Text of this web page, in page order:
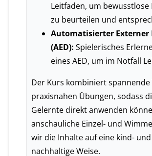
Leitfaden, um
zu beurteilen und
Automatisierter
(AED): Spielerisches
eines AED, um im Notfall
Der Kurs kombiniert
praxisnahen Übungen, sodass
Gelernte direkt anwenden
anschauliche Einzel- und
wir die Inhalte auf eine kind-
nachhaltige Weise.